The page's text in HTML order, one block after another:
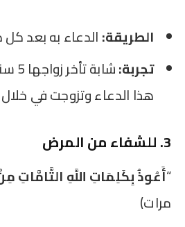
الطريقة:الدعاء به بعد
تجربة:
هذا الدعاء وتزوجت في خلال 6 أشهر
3. للشفاء من المرض
“أَعُوذُ بِكَلِمَاتِ اللَّهِ التَّامَّاتِ
مرات)